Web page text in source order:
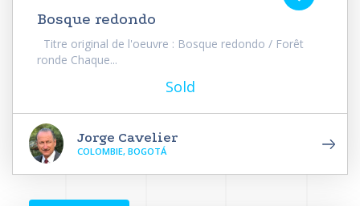
Bosque redondo
Titre original de l'oeuvre : Bosque redondo / Forêt
ronde Chaque...
Sold
Jorge Cavelier
COLOMBIE, BOGOTÁ